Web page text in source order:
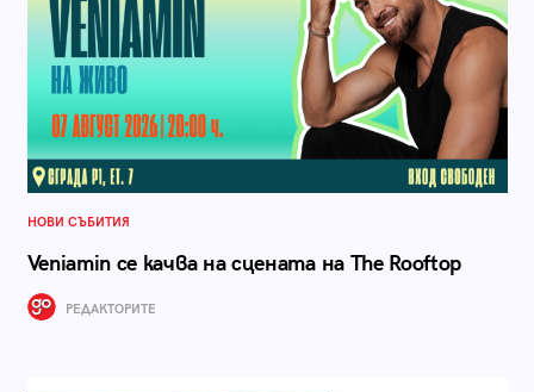
НОВИ СЪБИТИЯ
Veniamin се качва на сцената на The Rooftop
РЕДАКТОРИТЕ